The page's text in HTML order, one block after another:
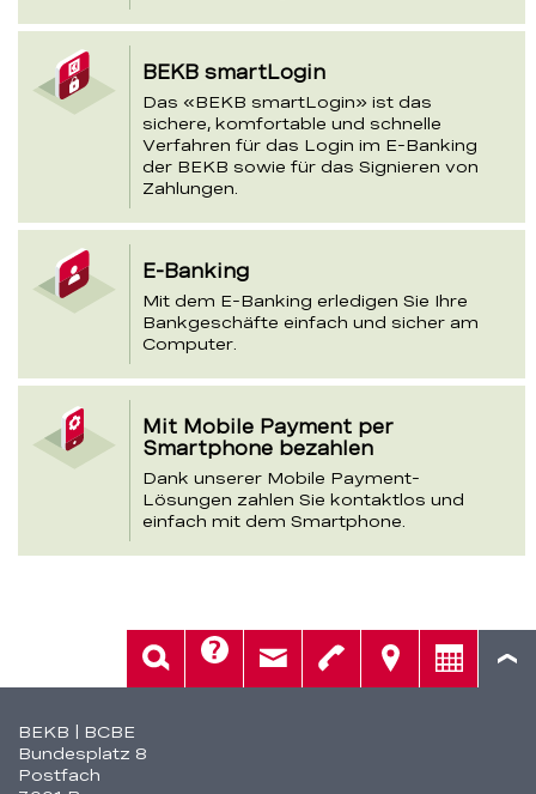
BEKB smartLogin
Das «BEKB smartLogin» ist das
sichere, komfortable und schnelle
Verfahren für das Login im E-Banking
der BEKB sowie für das Signieren von
Zahlungen.
E-Banking
Mit dem E-Banking erledigen Sie Ihre
Bankgeschäfte einfach und sicher am
Computer.
Mit Mobile Payment per
Smartphone bezahlen
Dank unserer Mobile Payment-
Lösungen zahlen Sie kontaktlos und
einfach mit dem Smartphone.
Fusszeile
BEKB | BCBE
Bundesplatz 8
Postfach